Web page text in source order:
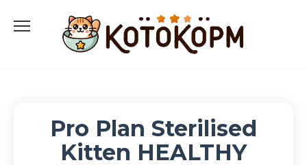
содержанию
Pro Plan Sterilised
Kitten HEALTHY